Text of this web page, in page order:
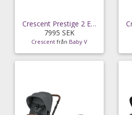
Crescent Prestige 2 Exclusive duovagn, desert sand
7995 SEK
Crescent från Baby V